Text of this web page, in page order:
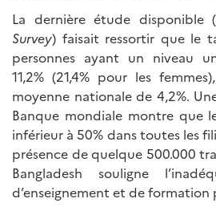
La dernière étude disponible (
Survey) faisait ressortir que le
personnes ayant un niveau
11,2% (21,4% pour les
moyenne nationale de 4,2%.
Banque mondiale montre que
inférieur à 50% dans toutes les
présence de quelque 500.000
Bangladesh souligne
d’enseignement et de formation